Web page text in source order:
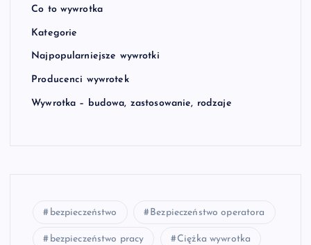
Co to wywrotka
Kategorie
Najpopularniejsze wywrotki
Producenci wywrotek
Wywrotka – budowa, zastosowanie, rodzaje
bezpieczeństwo Bezpieczeństwo operatora
bezpieczeństwo pracy Ciężka wywrotka